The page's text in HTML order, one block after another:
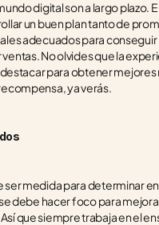
digital son a largo plazo.
un buen plan tanto de
adecuados para conseguir
No olvides que la
para obtener mejores
ya verás.
medida para determinar
debe hacer foco para
que siempre trabaja en el